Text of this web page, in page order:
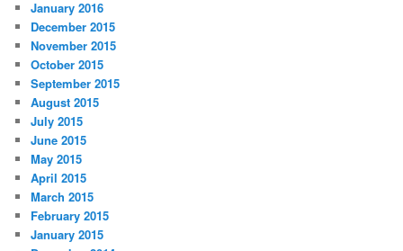
January 2016
December 2015
November 2015
October 2015
September 2015
August 2015
July 2015
June 2015
May 2015
April 2015
March 2015
February 2015
January 2015